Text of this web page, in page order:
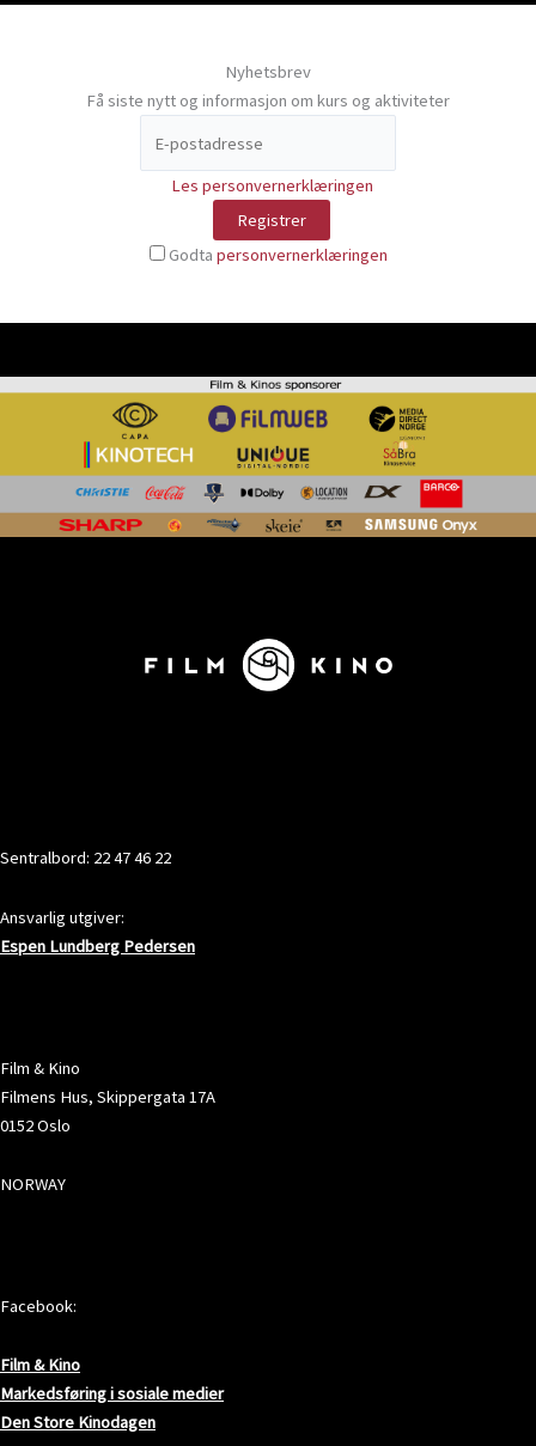
Nyhetsbrev
Få siste nytt og informasjon om kurs og aktiviteter
Les personvernerklæringen
Godta personvernerklæringen
Sentralbord: 22 47 46 22
Ansvarlig utgiver:
Espen Lundberg Pedersen
Film & Kino
Filmens Hus, Skippergata 17A
0152 Oslo
NORWAY
Facebook:
Film & Kino
Markedsføring i sosiale medier
Den Store Kinodagen